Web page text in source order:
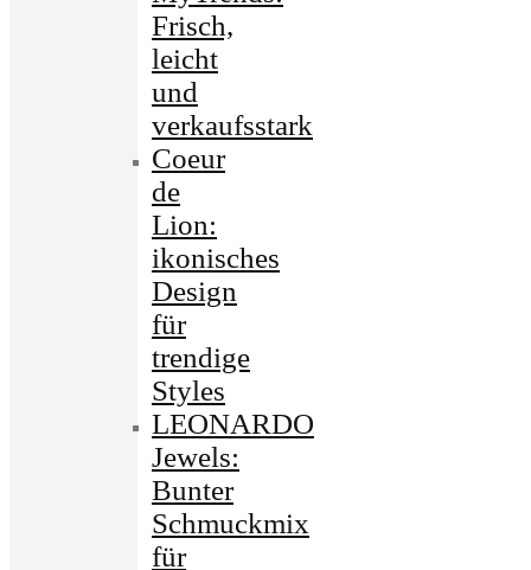
Frisch,
leicht
und
verkaufsstark
Coeur
de
Lion:
ikonisches
Design
für
trendige
Styles
LEONARDO
Jewels:
Bunter
Schmuckmix
für